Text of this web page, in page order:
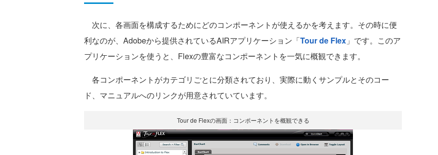
次に、各画面を構成するためにどのコンポーネントが使えるかを考えます。その時に便
利なのが、Adobeから提供されているAIRアプリケーション「Tour de Flex 」です。このア
プリケーションを使うと、Flexの豊富なコンポーネントを一気に概観できます。
各コンポーネントがカテゴリごとに分類されており、実際に動くサンプルとそのコー
ド、マニュアルへのリンクが用意されていています。
Tour de Flexの画面：コンポーネントを概観できる